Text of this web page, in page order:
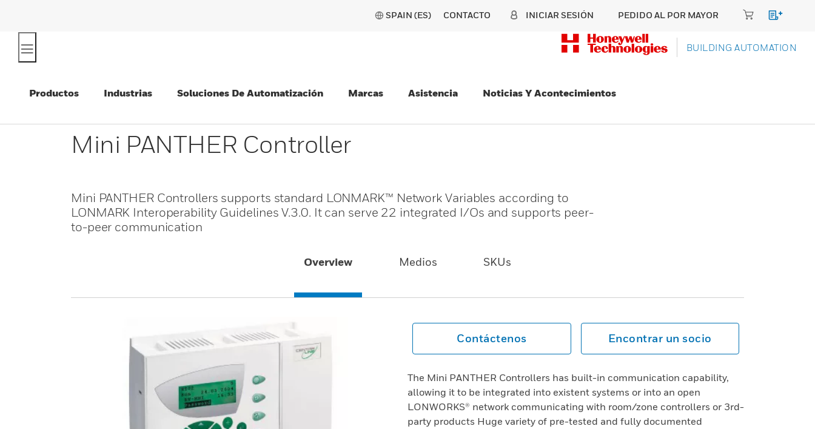
SPAIN (ES) CONTACTO INICIAR SESIÓN PEDIDO AL POR MAYOR
BUILDING AUTOMATION
Productos Industrias Soluciones De Automatización Marcas Asistencia Noticias Y Acontecimientos
Mini PANTHER Controller
Mini PANTHER Controllers supports standard LONMARK™ Network Variables according to
LONMARK Interoperability Guidelines V.3.0. It can serve 22 integrated I/Os and supports peer-
to-peer communication
Overview Medios SKUs
Contáctenos Encontrar un socio
The Mini PANTHER Controllers has built-in communication capability,
allowing it to be integrated into existent systems or into an open
LONWORKS® network communicating with room/zone controllers or 3rd-
party products Huge variety of pre-tested and fully documented